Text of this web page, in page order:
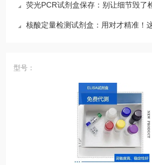
荧光PCR试剂盒保存：别让细节毁了检测精度
核酸定量检测试剂盒：用对才精准！这些
型号：